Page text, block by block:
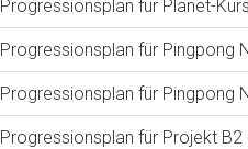
Progressionsplan für Planet-
Progressionsplan für Pingpong
Progressionsplan für Pingpong
Progressionsplan für Projekt B2